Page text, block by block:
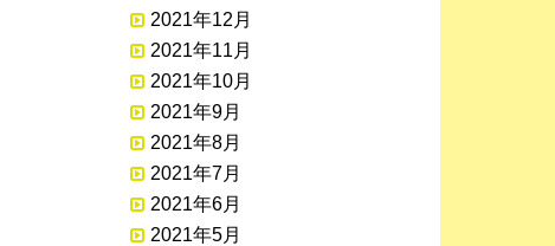
2021年12月
2021年11月
2021年10月
2021年9月
2021年8月
2021年7月
2021年6月
2021年5月